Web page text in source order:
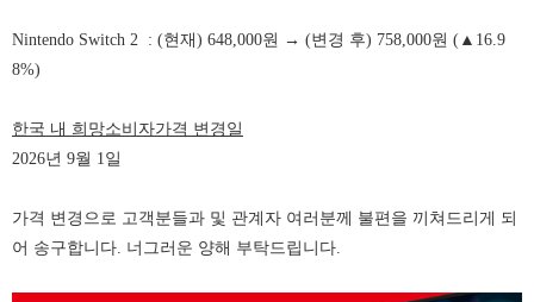
Nintendo Switch 2 : (현재) 648,000원 → (변경 후) 758,000원 (▲16.9
8%)
한국 내 희망소비자가격 변경일
2026년 9월 1일
가격 변경으로 고객분들과 및 관계자 여러분께 불편을 끼쳐드리게 되
어 송구합니다. 너그러운 양해 부탁드립니다.